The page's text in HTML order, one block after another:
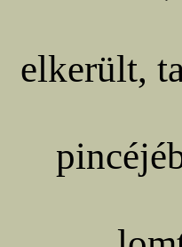
elkerült,